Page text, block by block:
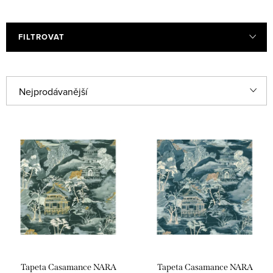
FILTROVAT
ý
a
Nejprodávanější
Nejlevnější
Nejdražší
Tapeta Casamance NARA
Tapeta Casamance NARA